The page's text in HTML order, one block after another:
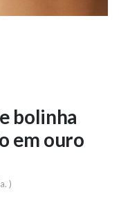
bolinha
em ouro
)